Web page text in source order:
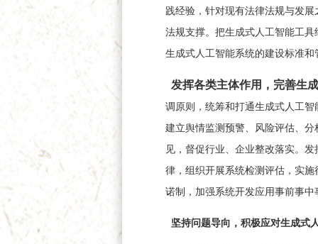
践经验，针对现有法律法规与发
法规支撑。把生成式人工智能工
生成式人工智能系统的建设标准和
发挥各类主体作用，完善生
调原则，统筹和打通生成式人工
建立舆情监测预警、风险评估、
见，督促行业、企业整改落实。
律，组织开展系统检测评估，实
诺制，加强系统开发应用事前事中
坚持问题导向，积极应对生成式